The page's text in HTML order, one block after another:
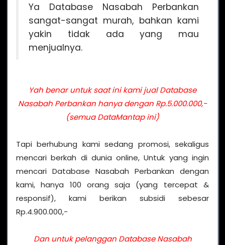
Ya Database Nasabah Perbankan
sangat-sangat murah, bahkan kami
yakin tidak ada yang mau
menjualnya.
Yah benar untuk saat ini kami jual Database
Nasabah Perbankan hanya dengan Rp.5.000.000,-
(semua DataMantap ini)
Tapi berhubung kami sedang promosi, sekaligus
mencari berkah di dunia online, Untuk yang ingin
mencari Database Nasabah Perbankan dengan
kami, hanya 100 orang saja (yang tercepat &
responsif), kami berikan subsidi sebesar
Rp.4.900.000,-
Dan untuk pelanggan Database Nasabah